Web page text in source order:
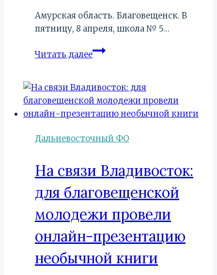
Амурская область. Благовещенск. В
пятницу, 8 апреля, школа № 5…
Читать далееСамая
Благовещенска
отметила
90-
Дальневосточный ФО
На связи Владивосток:
для благовещенской
молодежи провели
онлайн-презентацию
необычной книги